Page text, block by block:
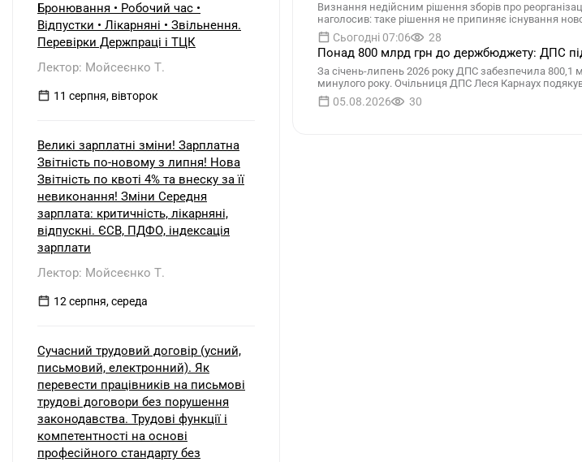
Визнання недійсним рішення зборів про
наголосив: таке рішення не припиняє існування
Сьогодні 07:06 28
Понад 800 млрд грн до держбюджету: ДПС
За січень-липень 2026 року ДПС забезпечила
минулого року. Очільниця ДПС Леся Карнаух
05.08.2026 30
Бронювання • Робочий час •
Відпустки • Лікарняні • Звільнення.
Перевірки Держпраці і ТЦК
Лектор: Мойсеєнко Т.
11 серпня, вівторок
Великі зарплатні зміни! Зарплатна
Звітність по-новому з липня! Нова
Звітність по квоті 4% та внеску за її
невиконання! Зміни Середня
зарплата: критичність, лікарняні,
відпускні. ЄСВ, ПДФО, індексація
зарплати
Лектор: Мойсеєнко Т.
12 серпня, середа
Сучасний трудовий договір (усний,
письмовий, електронний). Як
перевести працівників на письмові
трудові договори без порушення
законодавства. Трудові функції і
компетентності на основі
професійного стандарту без